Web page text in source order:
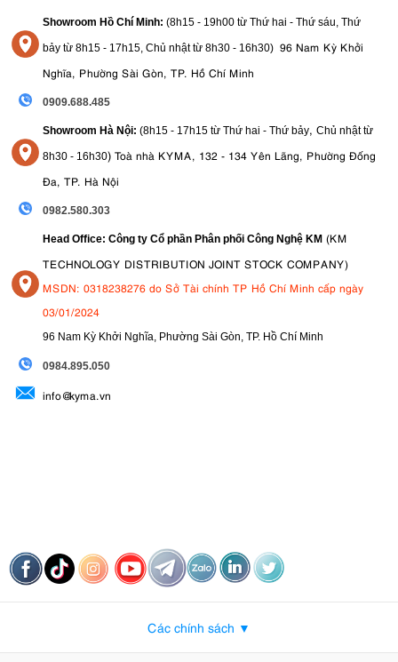
Showroom Hồ Chí Minh: (8h15 - 19h00 từ Thứ hai - Thứ sáu, Thứ
bảy từ 8h15 - 17h15, Chủ nhật từ 8h30 - 16h30) 96 Nam Kỳ Khởi
Nghĩa, Phường Sài Gòn, TP. Hồ Chí Minh
0909.688.485
Showroom Hà Nội: (8h15 - 17h15 từ Thứ hai - Thứ bảy, Chủ nhật từ
8h30 - 16h30) Toà nhà KYMA, 132 - 134 Yên Lãng, Phường Đống
Đa, TP. Hà Nội
0982.580.303
Head Office: Công ty Cổ phần Phân phối Công Nghệ KM (KM
TECHNOLOGY DISTRIBUTION JOINT STOCK COMPANY)
MSDN: 0318238276 do Sở Tài chính TP Hồ Chí Minh cấp ngày
03/01/2024
96 Nam Kỳ Khởi Nghĩa, Phường Sài Gòn, TP. Hồ Chí Minh
0984.895.050
info@kyma.vn
Các chính sách ▼